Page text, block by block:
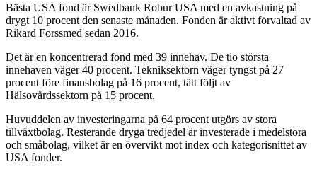
Bästa USA fond är Swedbank Robur USA med en avkastning på
drygt 10 procent den senaste månaden. Fonden är aktivt förvaltad av
Rikard Forssmed sedan 2016.
Det är en koncentrerad fond med 39 innehav. De tio största
innehaven väger 40 procent. Tekniksektorn väger tyngst på 27
procent före finansbolag på 16 procent, tätt följt av
Hälsovårdssektorn på 15 procent.
Huvuddelen av investeringarna på 64 procent utgörs av stora
tillväxtbolag. Resterande dryga tredjedel är investerade i medelstora
och småbolag, vilket är en övervikt mot index och kategorisnittet av
USA fonder.